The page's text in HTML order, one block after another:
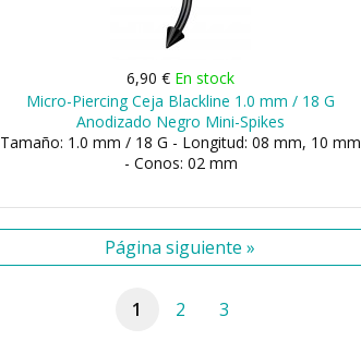
6,90 € En stock
Micro-Piercing Ceja Blackline 1.0 mm / 18 G
Anodizado Negro Mini-Spikes
Tamaño: 1.0 mm / 18 G - Longitud: 08 mm, 10 mm
- Conos: 02 mm
Página siguiente »
1 2 3